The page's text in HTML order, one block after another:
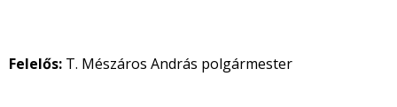
Felelős: T. Mészáros András polgármester